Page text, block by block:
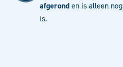
afgeronden is alleen
is.